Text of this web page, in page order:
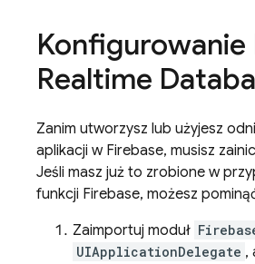
Konfigurowanie
Realtime
Zanim utworzysz lub użyjesz
aplikacji w Firebase, musisz
Jeśli masz już to zrobione w
funkcji Firebase, możesz
Zaimportuj moduł
UIApplicationDelegate ,